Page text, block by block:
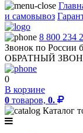
и самовывоз
8 800 234
Звонок по России
ОБРАТНЫЙ
0
В корзине
0 товаров, 0.
Каталог